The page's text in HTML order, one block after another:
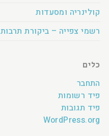
קולינריה ומסעדות
רשמי צפייה – ביקורת תרבות
כלים
התחבר
פיד רשומות
פיד תגובות
WordPress.org